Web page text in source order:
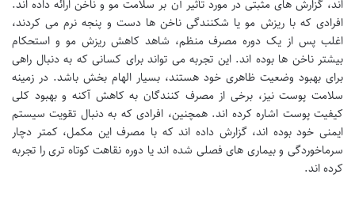
اند، گزارش های مثبتی در مورد تأثیر آن بر سلامت مو و ناخن ارائه داده اند.
افرادی که با ریزش مو یا شکنندگی ناخن ها دست و پنجه نرم می کردند،
اغلب پس از یک دوره مصرف منظم، شاهد کاهش ریزش مو و استحکام
بیشتر ناخن ها بوده اند. این تجربه می تواند برای کسانی که به دنبال راهی
برای بهبود وضعیت ظاهری خود هستند، بسیار الهام بخش باشد. در زمینه
سلامت پوست نیز، برخی از مصرف کنندگان به کاهش آکنه و بهبود کلی
کیفیت پوست اشاره کرده اند. همچنین، افرادی که به دنبال تقویت سیستم
ایمنی خود بوده اند، گزارش داده اند که با مصرف این مکمل، کمتر دچار
سرماخوردگی و بیماری های فصلی شده اند یا دوره نقاهت کوتاه تری را تجربه
کرده اند.